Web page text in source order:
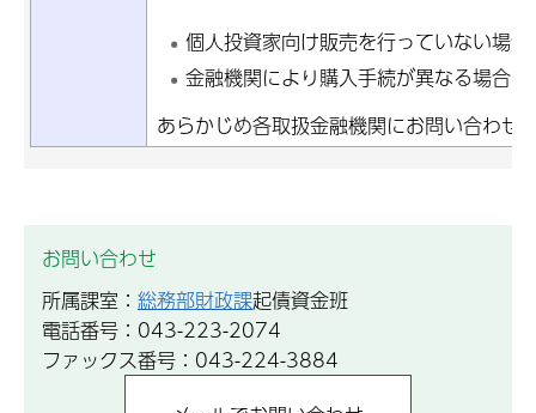
個人投資家向け販売を行っていない場
金融機関により購入手続が異なる場合
あらかじめ各取扱金融機関にお問い合わせ
お問い合わせ
所属課室： 総務部財政課起債資金班
電話番号：043-223-2074
ファックス番号：043-224-3884